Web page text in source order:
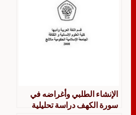
الإنشاء الطلبي وأغراضه في
سورة الكهف دراسة تحليلية